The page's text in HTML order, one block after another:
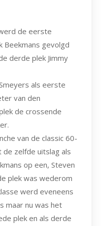
de eerste
Beekmans gevolgd
derde plek Jimmy
als eerste
van den
de crossende
van de classic 60-
zelfde uitslag als
op een, Steven
plek was wederom
werd eveneens
maar nu was het
plek en als derde